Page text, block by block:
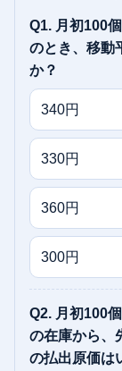
Q1. 月初100
のとき、移動
か？
340円
330円
360円
300円
Q2. 月初100
の在庫から、
の払出原価は